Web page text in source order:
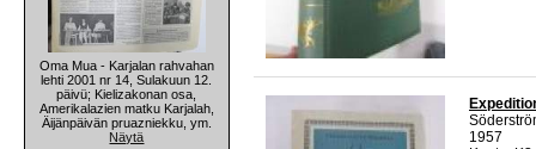
Oma Mua - Karjalan rahvahan
lehti 2001 nr 14, Sulakuun 12.
päivü; Kielizakonan osa,
Amerikalazien matku Karjalah,
Äijänpäivän pruazniekku, ym.
Näytä
1957